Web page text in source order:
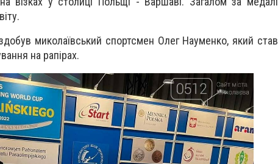
миколаївський спортсмен Олег Науменко, який став
на рапірах.